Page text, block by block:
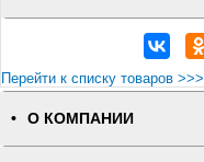
Перейти к списку товаров >>>
О КОМПАНИИ